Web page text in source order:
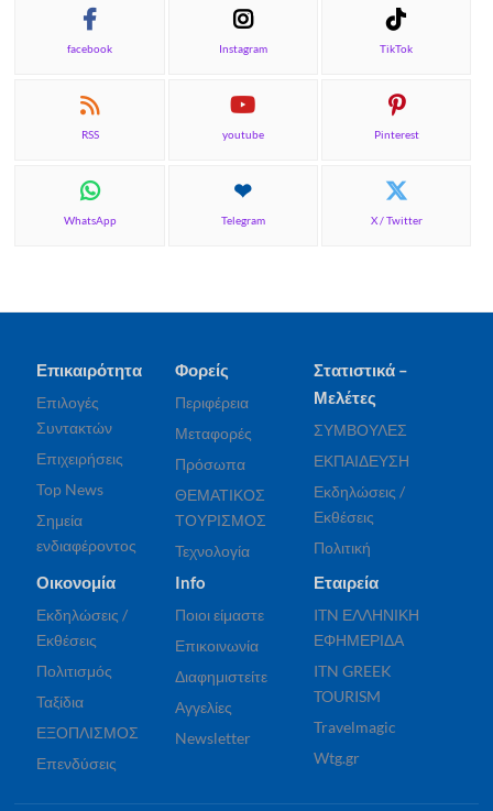
facebook Instagram TikTok
RSS youtube Pinterest
WhatsApp Telegram X / Twitter
Επικαιρότητα
Επιλογές
Συντακτών
Επιχειρήσεις
Top News
Σημεία
ενδιαφέροντος
Φορείς
Περιφέρεια
Μεταφορές
Πρόσωπα
ΘΕΜΑΤΙΚΟΣ
ΤΟΥΡΙΣΜΟΣ
Τεχνολογία
Στατιστικά –
Μελέτες
ΣΥΜΒΟΥΛΕΣ
ΕΚΠΑΙΔΕΥΣΗ
Εκδηλώσεις /
Εκθέσεις
Πολιτική
Οικονομία
Εκδηλώσεις /
Εκθέσεις
Πολιτισμός
Ταξίδια
ΕΞΟΠΛΙΣΜΟΣ
Επενδύσεις
Info
Ποιοι είμαστε
Επικοινωνία
Διαφημιστείτε
Αγγελίες
Newsletter
Εταιρεία
ITN ΕΛΛΗΝΙΚΗ
ΕΦΗΜΕΡΙΔΑ
ITN GREEK
TOURISM
Travelmagic
Wtg.gr